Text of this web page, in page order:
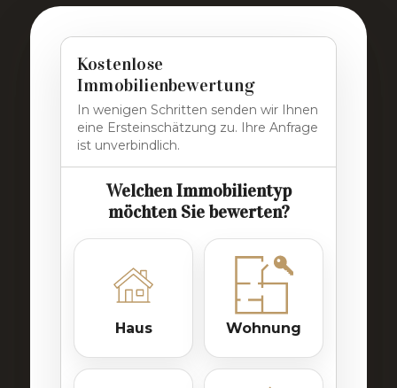
Kostenlose
Immobilienbewertung
In wenigen Schritten senden wir Ihnen
eine Ersteinschätzung zu. Ihre Anfrage
ist unverbindlich.
Welchen Immobilientyp
möchten Sie bewerten?
Haus Wohnung